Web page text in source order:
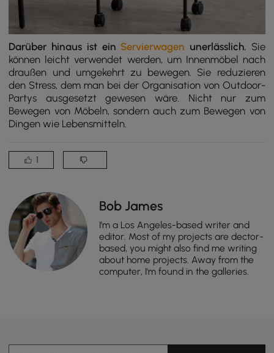
Darüber hinaus ist ein Servierwagen unerlässlich. Sie
können leicht verwendet werden, um Innenmöbel nach
draußen und umgekehrt zu bewegen. Sie reduzieren
den Stress, dem man bei der Organisation von Outdoor-
Partys ausgesetzt gewesen wäre. Nicht nur zum
Bewegen von Möbeln, sondern auch zum Bewegen von
Dingen wie Lebensmitteln.
1
Bob James
I'm a Los Angeles-based writer and
editor. Most of my projects are dector-
based, you might also find me writing
about home projects. Away from the
computer, I'm found in the galleries.